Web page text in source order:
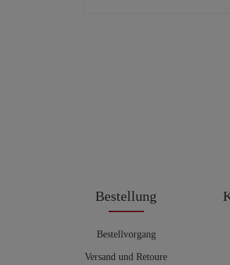
Bestellung
Bestellvorgang
Versand und Retoure